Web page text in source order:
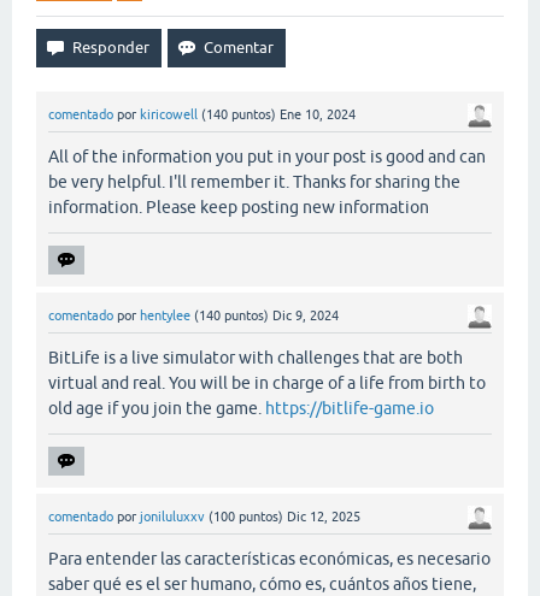
comentado por kiricowell (140 puntos) Ene 10, 2024
All of the information you put in your post is good and can
be very helpful. I'll remember it. Thanks for sharing the
information. Please keep posting new information
comentado por hentylee (140 puntos) Dic 9, 2024
BitLife is a live simulator with challenges that are both
virtual and real. You will be in charge of a life from birth to
old age if you join the game. https://bitlife-game.io
comentado por joniluluxxv (100 puntos) Dic 12, 2025
Para entender las características económicas, es necesario
saber qué es el ser humano, cómo es, cuántos años tiene,